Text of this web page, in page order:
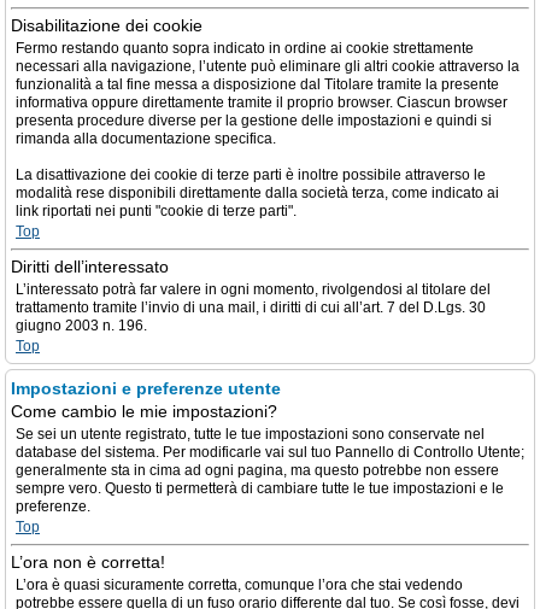
Disabilitazione dei cookie
Fermo restando quanto sopra indicato in ordine ai cookie strettamente
necessari alla navigazione, l’utente può eliminare gli altri cookie attraverso la
funzionalità a tal fine messa a disposizione dal Titolare tramite la presente
informativa oppure direttamente tramite il proprio browser. Ciascun browser
presenta procedure diverse per la gestione delle impostazioni e quindi si
rimanda alla documentazione specifica.
La disattivazione dei cookie di terze parti è inoltre possibile attraverso le
modalità rese disponibili direttamente dalla società terza, come indicato ai
link riportati nei punti "cookie di terze parti".
Top
Diritti dell’interessato
L’interessato potrà far valere in ogni momento, rivolgendosi al titolare del
trattamento tramite l’invio di una mail, i diritti di cui all’art. 7 del D.Lgs. 30
giugno 2003 n. 196.
Top
Impostazioni e preferenze utente
Come cambio le mie impostazioni?
Se sei un utente registrato, tutte le tue impostazioni sono conservate nel
database del sistema. Per modificarle vai sul tuo Pannello di Controllo Utente;
generalmente sta in cima ad ogni pagina, ma questo potrebbe non essere
sempre vero. Questo ti permetterà di cambiare tutte le tue impostazioni e le
preferenze.
Top
L’ora non è corretta!
L’ora è quasi sicuramente corretta, comunque l’ora che stai vedendo
potrebbe essere quella di un fuso orario differente dal tuo. Se così fosse, devi